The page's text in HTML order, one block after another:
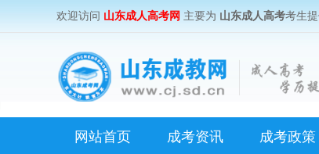
欢迎访问 山东成人高考网 主要为 山东成人高考考生
网站首页 成考资讯 成考政策